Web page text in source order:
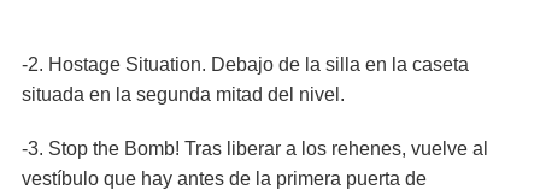
-2. Hostage Situation. Debajo de la silla en la caseta
situada en la segunda mitad del nivel.
-3. Stop the Bomb! Tras liberar a los rehenes, vuelve al
vestíbulo que hay antes de la primera puerta de